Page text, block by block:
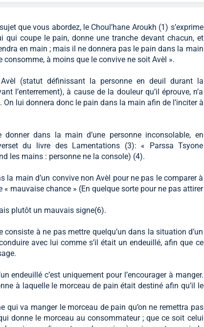
que vous abordez, le Choul’hane Aroukh (1) s’exprime
qui coupe le pain, donne une tranche devant chacun, et
en main ; mais il ne donnera pas le pain dans la main
consomme, à moins que le convive ne soit Avèl ».
(statut définissant la personne en deuil durant la
l’enterrement), à cause de la douleur qu’il éprouve, n’a
On lui donnera donc le pain dans la main afin de l’inciter à
dans la main d’une personne inconsolable, en
du livre des Lamentations (3): « Parssa Tsyone
les mains : personne ne la console) (4).
la main d’un convive non Avèl pour ne pas le comparer à
« mauvaise chance » (En quelque sorte pour ne pas attirer
plutôt un mauvais signe(6).
à ne pas mettre quelqu’un dans la situation d’un
avec lui comme s’il était un endeuillé, afin que ce
endeuillé c’est uniquement pour l’encourager à manger.
à laquelle le morceau de pain était destiné afin qu’il le
qui va manger le morceau de pain qu’on ne remettra pas
donne le morceau au consommateur ; que ce soit celui